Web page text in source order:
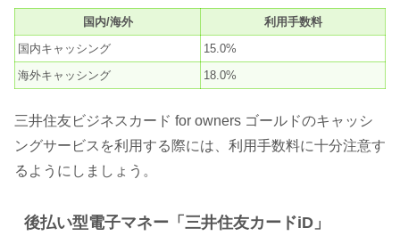
国内/海外
利用手数料
国内キャッシング
15.0%
海外キャッシング
18.0%
三井住友ビジネスカード for owners ゴールドのキャッシ
ングサービスを利用する際には、利用手数料に十分注意す
るようにしましょう。
後払い型電子マネー「三井住友カードiD」